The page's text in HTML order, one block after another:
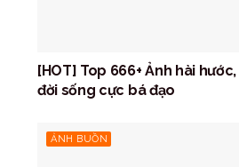
[HOT] Top 666+ Ảnh hài
đời sống cực bá đạo
ẢNH BUỒN